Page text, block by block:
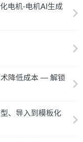
电机-电机AI生成
降低成本 — 解锁
、导入到模板化